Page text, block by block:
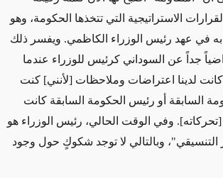
الاستراتيجية التي تتخذها الحكومة، وهو
به في عهد رئيس الوزراء الكاظمي. ويفسر ذلك
جداً عن السوداني كرئيس للوزراء عندما
لدينا اعتراضات وملاحظات [لأنني] كنت
السابقة أو رئيس الحكومة السابقة كانت
وفي الوقت الحالي، رئيس الوزراء هو
وبالتالي لا توجد شكوكٍ حول وجود